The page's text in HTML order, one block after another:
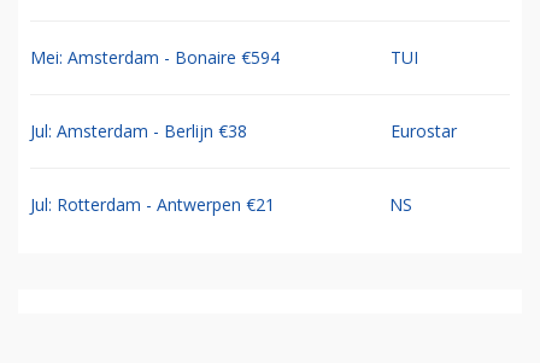
Mei: Amsterdam - Bonaire €594 TUI
Jul: Amsterdam - Berlijn €38 Eurostar
Jul: Rotterdam - Antwerpen €21 NS